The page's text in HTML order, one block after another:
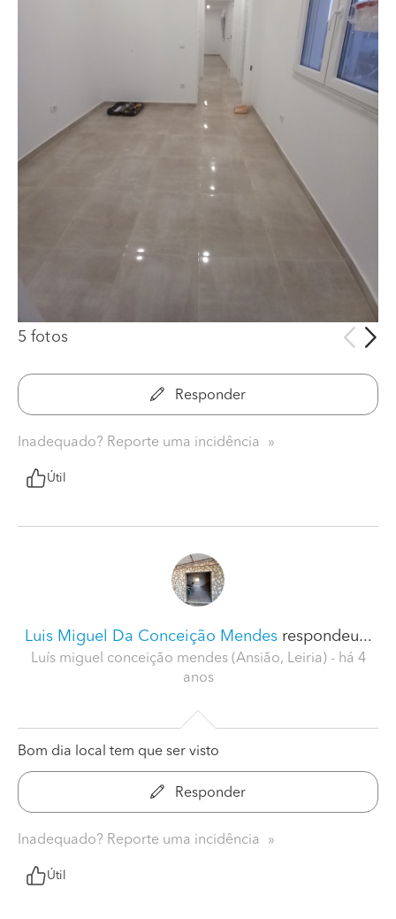
5 fotos
Responder
Inadequado? Reporte uma incidência
Útil
Luis Miguel Da Conceição Mendesrespondeu...
Luís miguel conceição mendes (Ansião, Leiria) - há 4
anos
Bom dia local tem que ser visto
Responder
Inadequado? Reporte uma incidência
Útil